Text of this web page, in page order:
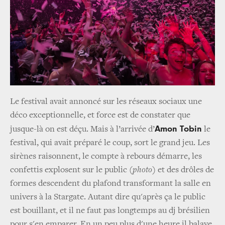
Le festival avait annoncé sur les réseaux sociaux une
déco exceptionnelle, et force est de constater que
jusque-là on est déçu. Mais à l’arrivée d’Amon Tobin le
festival, qui avait préparé le coup, sort le grand jeu. Les
sirènes raisonnent, le compte à rebours démarre, les
confettis explosent sur le public (photo) et des drôles de
formes descendent du plafond transformant la salle en
univers à la Stargate. Autant dire qu'après ça le public
est bouillant, et il ne faut pas longtemps au dj brésilien